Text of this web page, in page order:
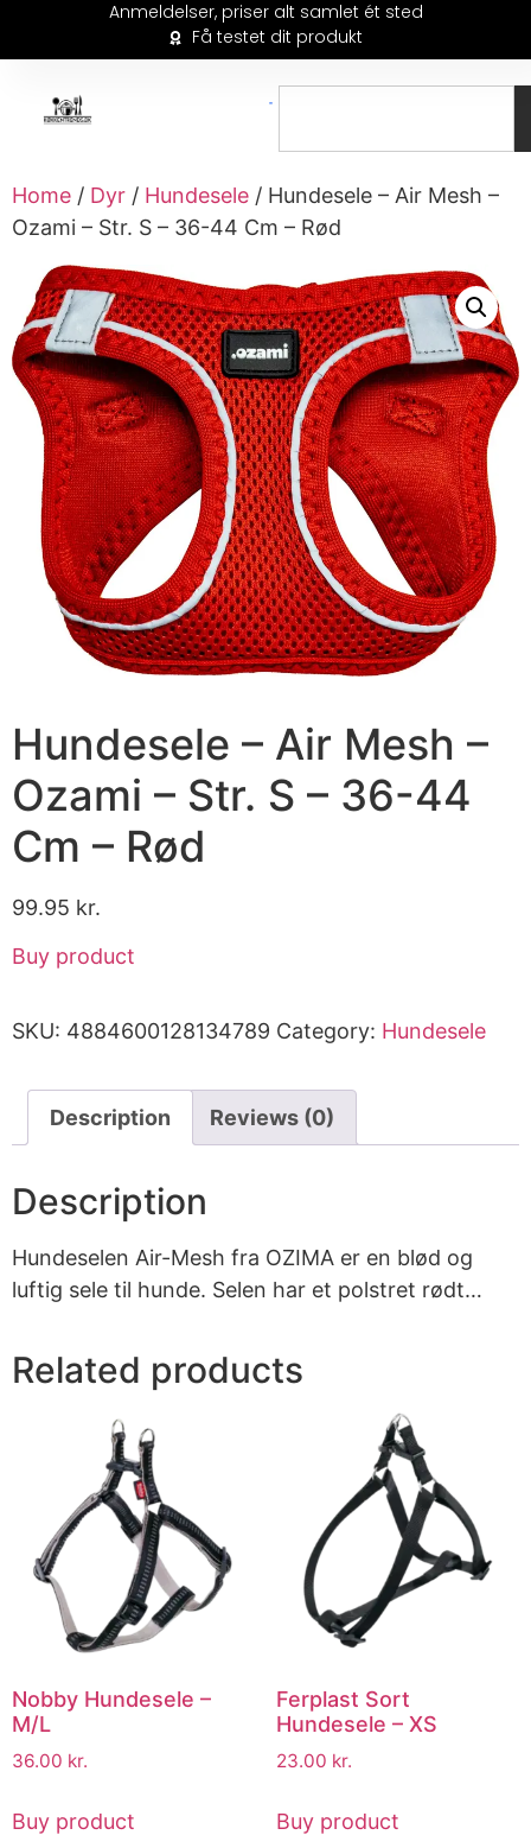
Anmeldelser, priser alt samlet ét sted
Få testet dit produkt
Home / Dyr / Hundesele / Hundesele – Air Mesh –
Ozami – Str. S – 36-44 Cm – Rød
Hundesele – Air Mesh –
Ozami – Str. S – 36-44
Cm – Rød
99.95 kr.
Buy product
SKU: 4884600128134789 Category: Hundesele
Description Reviews (0)
Description
Hundeselen Air-Mesh fra OZIMA er en blød og
luftig sele til hunde. Selen har et polstret rødt…
Related products
Nobby Hundesele –
M/L
36.00 kr.
Buy product
Ferplast Sort
Hundesele – XS
23.00 kr.
Buy product